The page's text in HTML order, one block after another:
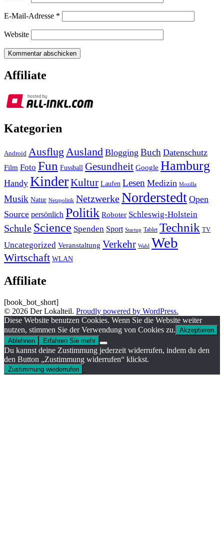
E-Mail-Adresse *
Website
Affiliate
Kategorien
Android Ausflug Ausland Blogging Buch Datenschutz
Film Foto Fun Fussball Gesundheit Google Hamburg
Handy KinderKultur Laufen Lesen Medizin Mozilla
Musik Natur Netzpolitik NetzwerkeNorderstedt Open
Source persönlich Politik Roboter Schleswig-Holstein
Schule Science Spenden Sport Startup Tablet Technik TV
Uncategorized Veranstaltung Verkehr Wahl Web
Wirtschaft WLAN
Affiliate
[book_bot_short]
© 2026 Der Lokalteil. Proudly powered by WordPress.
Diese Website benutzen Cookies. Wenn Sie die Website weiter
nutzen, stimmen Sie der Verwendung von Cookies zu. Akzeptieren
Ablehnen
Erfahren Sie mehr
Du kannst deine Zustimmung jederzeit widerrufen, indem du den
den Button „Zustimmung widerrufen“ klickst.
Zustimmung wiederrufen